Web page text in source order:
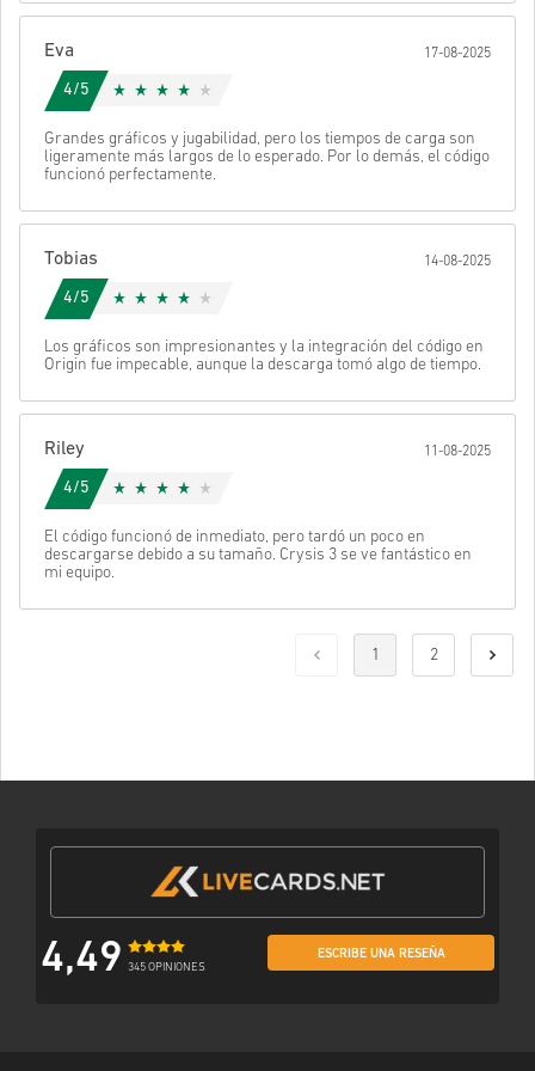
Después recibirás un correo con un enlace seguro para acceder a
tu código.
Eva 17-08-2025
4/5
Grandes gráficos y jugabilidad, pero los tiempos de carga son
ligeramente más largos de lo esperado. Por lo demás, el código
funcionó perfectamente.
Tobias 14-08-2025
4/5
Los gráficos son impresionantes y la integración del código en
Origin fue impecable, aunque la descarga tomó algo de tiempo.
Riley 11-08-2025
4/5
El código funcionó de inmediato, pero tardó un poco en
descargarse debido a su tamaño. Crysis 3 se ve fantástico en
mi equipo.
1 2
4,49 345 OPINIONES
ESCRIBE UNA RESEÑA